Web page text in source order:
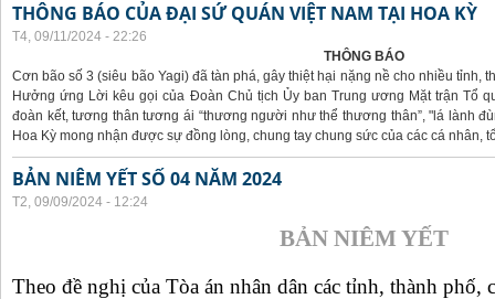
THÔNG BÁO CỦA ĐẠI SỨ QUÁN VIỆT NAM TẠI HOA KỲ
T4, 09/11/2024 - 22:26
THÔNG BÁO
Cơn bão số 3 (siêu bão Yagi) đã tàn phá, gây thiệt hại nặng nề cho nhiều tỉnh,
Hưởng ứng Lời kêu gọi của Đoàn Chủ tịch Ủy ban Trung ương Mặt trận Tổ
đoàn kết, tương thân tương ái “thương người như thể thương thân”, "lá lành
Hoa Kỳ mong nhận được sự đồng lòng, chung tay chung sức của các cá nhân,
BẢN NIÊM YẾT SỐ 04 NĂM 2024
T2, 09/09/2024 - 12:24
BẢN NIÊM YẾT
Theo đề nghị của Tòa án nhân dân các tỉnh, thành phố,